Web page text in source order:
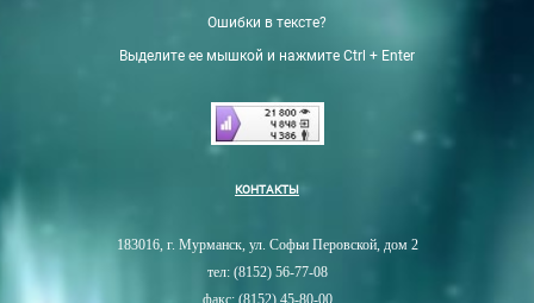
Ошибки в тексте?
Выделите ее мышкой и нажмите Ctrl + Enter
КОНТАКТЫ
183016, г. Мурманск, ул. Софьи Перовской, дом 2
тел: (8152) 56-77-08